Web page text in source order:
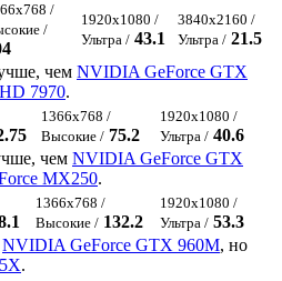
/
/
1920x1080 /
Ультра / 43.1
3840x2160 /
Ультра / 21.5
чем NVIDIA GeForce GTX
7970.
1366x768 /
Высокие / 75.2
1920x1080 /
Ультра / 40.6
чем NVIDIA GeForce GTX
MX250.
1366x768 /
Высокие / 132.2
1920x1080 /
Ультра / 53.3
NVIDIA GeForce GTX 960M, но
.